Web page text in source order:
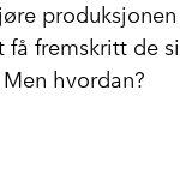
fremskritt de
hvordan?